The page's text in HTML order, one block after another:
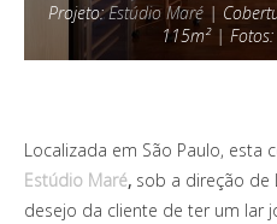
Projeto:Estúdio Maré |
115m² |
Localizada em São Paulo,
Estúdio Maré, sob a direção de
desejo da cliente de ter um lar